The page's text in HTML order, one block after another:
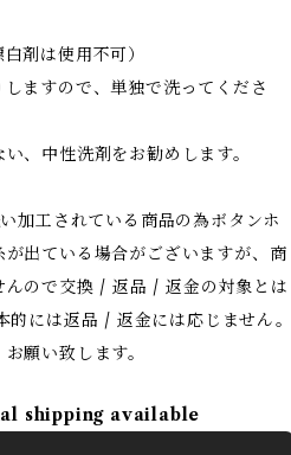
剤は使用不可）
しますので、単独で洗ってくださ
、中性洗剤をお勧めします。
加工されている商品の為ボタンホ
出ている場合がございますが、商
んので交換 / 返品 / 返金の対象とは
的には返品 / 返金には応じません。
願い致します。
shipping available